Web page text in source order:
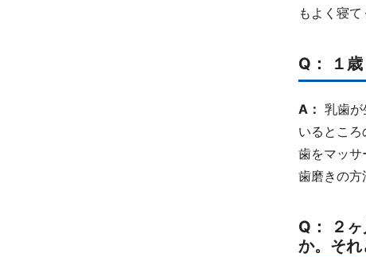
もよく寝て
Q： １
A： 乳歯
いるとこ
歯をマッサ
歯磨きの方
Q： ２
か。そ